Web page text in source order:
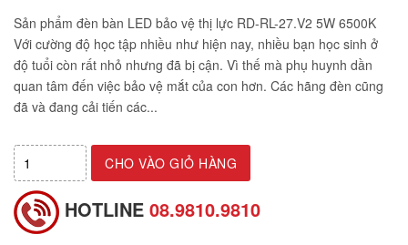
Sản phẩm đèn bàn LED bảo vệ thị lực RD-RL-27.V2 5W 6500K
Với cường độ học tập nhiều như hiện nay, nhiều bạn học sinh ở
độ tuổi còn rất nhỏ nhưng đã bị cận. Vì thế mà phụ huynh dần
quan tâm đến việc bảo vệ mắt của con hơn. Các hãng đèn cũng
đã và đang cải tiến các...
CHO VÀO GIỎ HÀNG
HOTLINE 08.9810.9810